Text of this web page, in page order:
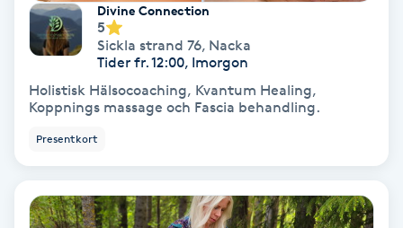
Naglar borttagning
Divine Connection
5
Sickla strand 76, Nacka
Tider fr. 12:00, Imorgon
Holistisk Hälsocoaching, Kvantum Healing,
Koppnings massage och Fascia behandling.
Presentkort